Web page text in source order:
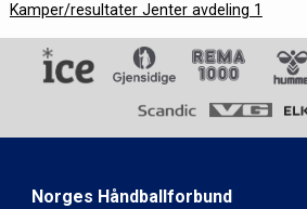
Kamper/resultater Jenter avdeling 1
Norges Håndballforbund